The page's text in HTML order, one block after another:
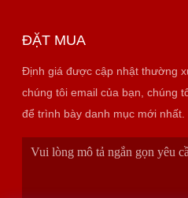
ĐẶT MUA
Định giá được cập nhật thường
chúng tôi email của bạn, chúng
để trình bày danh mục mới nhất.